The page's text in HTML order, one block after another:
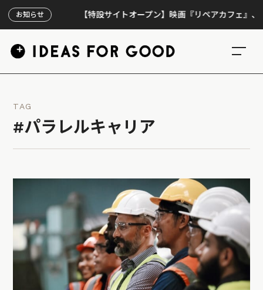
お知らせ 【特設サイトオープン】映画『リペアカフェ』、上映
TAG
#パラレルキャリア